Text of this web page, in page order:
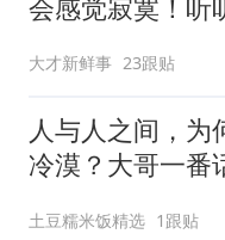
会感觉寂寞！听
大才新鲜事 23跟贴
人与人之间，为
冷漠？大哥一番
土豆糯米饭精选 1跟贴